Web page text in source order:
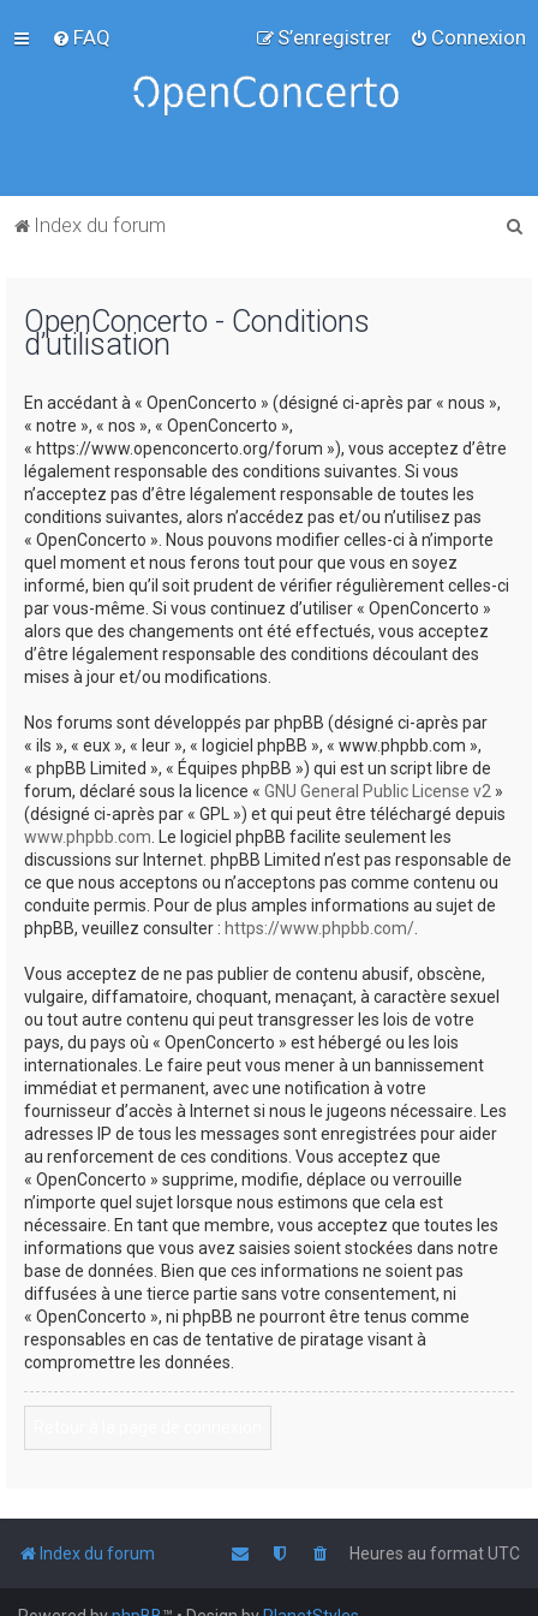
FAQ Connexion
S’enregistrer
Index du forum
OpenConcerto - Conditions
d’utilisation
En accédant à « OpenConcerto » (désigné ci-après par « nous »,
« notre », « nos », « OpenConcerto »,
« https://www.openconcerto.org/forum »), vous acceptez d’être
légalement responsable des conditions suivantes. Si vous
n’acceptez pas d’être légalement responsable de toutes les
conditions suivantes, alors n’accédez pas et/ou n’utilisez pas
« OpenConcerto ». Nous pouvons modifier celles-ci à n’importe
quel moment et nous ferons tout pour que vous en soyez
informé, bien qu’il soit prudent de vérifier régulièrement celles-ci
par vous-même. Si vous continuez d’utiliser « OpenConcerto »
alors que des changements ont été effectués, vous acceptez
d’être légalement responsable des conditions découlant des
mises à jour et/ou modifications.
Nos forums sont développés par phpBB (désigné ci-après par
« ils », « eux », « leur », « logiciel phpBB », « www.phpbb.com »,
« phpBB Limited », « Équipes phpBB ») qui est un script libre de
forum, déclaré sous la licence « GNU General Public License v2 »
(désigné ci-après par « GPL ») et qui peut être téléchargé depuis
www.phpbb.com. Le logiciel phpBB facilite seulement les
discussions sur Internet. phpBB Limited n’est pas responsable de
ce que nous acceptons ou n’acceptons pas comme contenu ou
conduite permis. Pour de plus amples informations au sujet de
phpBB, veuillez consulter : https://www.phpbb.com/.
Vous acceptez de ne pas publier de contenu abusif, obscène,
vulgaire, diffamatoire, choquant, menaçant, à caractère sexuel
ou tout autre contenu qui peut transgresser les lois de votre
pays, du pays où « OpenConcerto » est hébergé ou les lois
internationales. Le faire peut vous mener à un bannissement
immédiat et permanent, avec une notification à votre
fournisseur d’accès à Internet si nous le jugeons nécessaire. Les
adresses IP de tous les messages sont enregistrées pour aider
au renforcement de ces conditions. Vous acceptez que
« OpenConcerto » supprime, modifie, déplace ou verrouille
n’importe quel sujet lorsque nous estimons que cela est
nécessaire. En tant que membre, vous acceptez que toutes les
informations que vous avez saisies soient stockées dans notre
base de données. Bien que ces informations ne soient pas
diffusées à une tierce partie sans votre consentement, ni
« OpenConcerto », ni phpBB ne pourront être tenus comme
responsables en cas de tentative de piratage visant à
compromettre les données.
Index du forum Heures au formatUTC